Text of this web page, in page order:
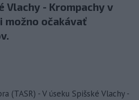
Vlachy - Krompachy v
očakávať
(TASR) - V úseku Spišské Vlachy -